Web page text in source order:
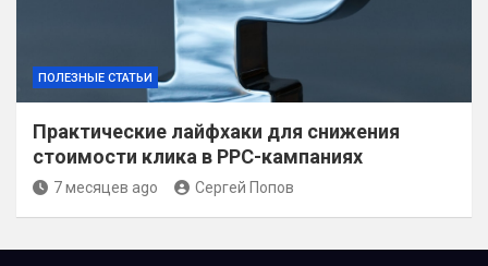
ПОЛЕЗНЫЕ СТАТЬИ
Практические лайфхаки для снижения
стоимости клика в PPC-кампаниях
7 месяцев ago Сергей Попов